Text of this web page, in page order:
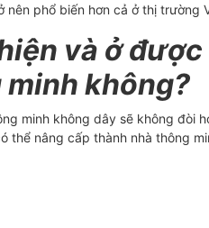
phổ biến hơn cả ở thị trường
và ở
không?
minh không dây sẽ không đòi
thể nâng cấp thành nhà thông